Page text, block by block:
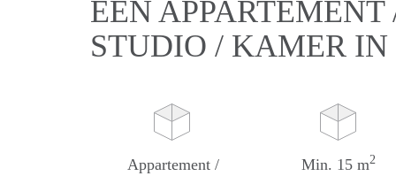
EEN
STUDIO / KAMER IN
Appartement /
Min. 15 m2